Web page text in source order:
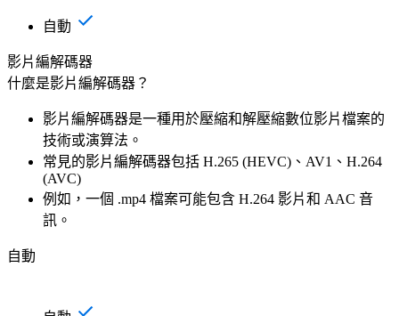
自動
影片編解碼器
什麼是影片編解碼器？
影片編解碼器是一種用於壓縮和解壓縮數位影片檔案的
技術或演算法。
常見的影片編解碼器包括 H.265 (HEVC)、AV1、H.264
(AVC)
例如，一個 .mp4 檔案可能包含 H.264 影片和 AAC 音
訊。
自動